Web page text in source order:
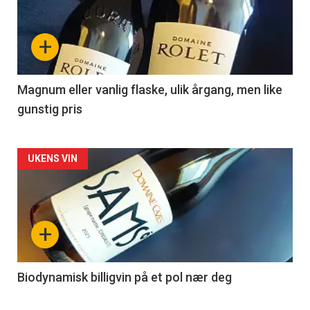
nå
3
+
Magnum eller vanlig flaske, ulik årgang, men like
gunstig pris
Forsiden
akkurat
nå
4
+
UKENS VIN
Biodynamisk billigvin på et pol nær deg